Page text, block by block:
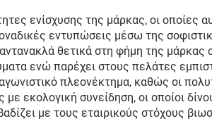
Οικολογικές
από Kraft
ενίσχυσης της μάρκας, οι οποίες
εντυπώσεις μέσω της
θετικά στη φήμη της
ενώ παρέχει στους πελάτες
πλεονέκτημα, καθώς οι
εκολογική συνείδηση, οι οποίοι
με τους εταιρικούς στόχους